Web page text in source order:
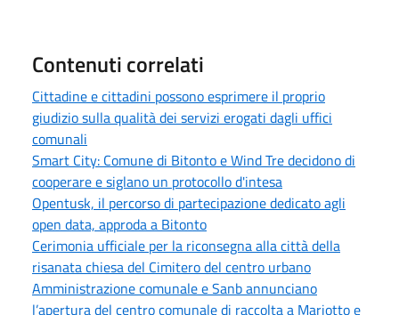
Contenuti correlati
Cittadine e cittadini possono esprimere il proprio
giudizio sulla qualità dei servizi erogati dagli uffici
comunali
Smart City: Comune di Bitonto e Wind Tre decidono di
cooperare e siglano un protocollo d'intesa
Opentusk, il percorso di partecipazione dedicato agli
open data, approda a Bitonto
Cerimonia ufficiale per la riconsegna alla città della
risanata chiesa del Cimitero del centro urbano
Amministrazione comunale e Sanb annunciano
l’apertura del centro comunale di raccolta a Mariotto e